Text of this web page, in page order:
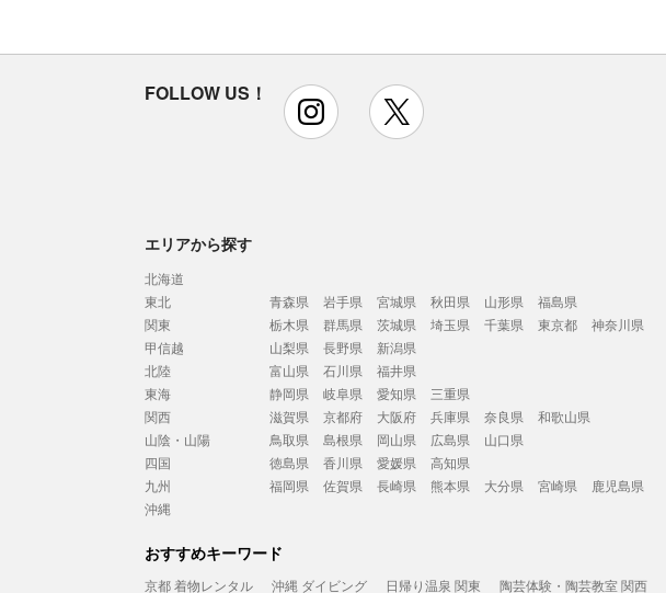
FOLLOW US！ instagram
エリアから探す
北海道
東北
青森県 岩手県 宮城県 秋田県 山形県
福島県
関東
栃木県 群馬県 茨城県 埼玉県 千葉県 東京都
神奈川県
甲信越
山梨県 長野県
新潟県
北陸
富山県 石川県
福井県
東海
静岡県 岐阜県 愛知県
三重県
関西
滋賀県 京都府 大阪府 兵庫県 奈良県
和歌山県
山陰・山陽
鳥取県 島根県 岡山県 広島県
山口県
四国
徳島県 香川県 愛媛県
高知県
九州
福岡県 佐賀県 長崎県 熊本県 大分県 宮崎県
鹿児島県
沖縄
おすすめキーワード
京都 着物レンタル 沖縄 ダイビング 日帰り温泉 関東 陶芸体験・陶芸教室 関西